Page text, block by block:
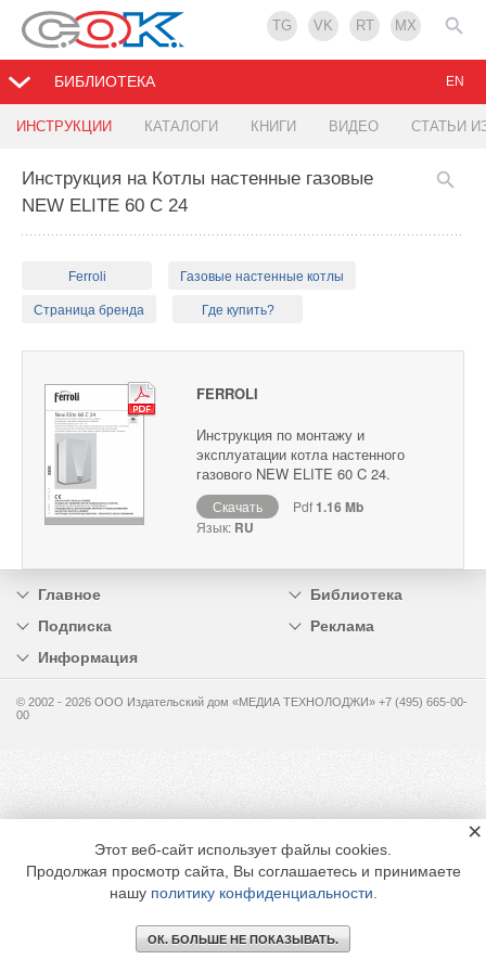
TG VK RT MX
БИБЛИОТЕКА
ИНСТРУКЦИИ КАТАЛОГИ КНИГИ ВИДЕО СТАТЬИ
EN
Инструкция на Котлы настенные газовые
NEW ELITE 60 C 24
Ferroli Газовые настенные котлы
Страница бренда Где купить?
FERROLI
Инструкция по монтажу и
эксплуатации котла настенного
газового NEW ELITE 60 C 24.
Скачать Pdf1.16 Mb
Язык: RU
Главное
Библиотека
Подписка
Реклама
Информация
© 2002 - 2026 OOO Издательский дом «МЕДИА ТЕХНОЛОДЖИ» +7 (495) 665-00-
00
Этот веб-сайт использует файлы cookies.
Продолжая просмотр сайта, Вы соглашаетесь и принимаете
нашу политику конфиденциальности
ОК. БОЛЬШЕ НЕ ПОКАЗЫВАТЬ.
×